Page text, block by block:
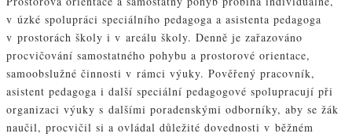
v úzké spolupráci speciálního pedagoga a asistenta pedagoga
v prostorách školy i v areálu školy. Denně je zařazováno
procvičování samostatného pohybu a prostorové orientace,
samoobslužné činnosti v rámci výuky. Pověřený pracovník,
asistent pedagoga i další speciální pedagogové spolupracují při
organizaci výuky s dalšími poradenskými odborníky, aby se žák
naučil, procvičil si a ovládal důležité dovednosti v běžném